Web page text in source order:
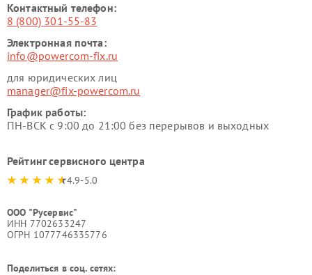
Контактный телефон:
8 (800) 301-55-83
Электронная почта:
info@powercom-fix.ru
для юридических лиц
manager@fix-powercom.ru
График работы:
ПН-ВСК с 9:00 до 21:00 без перерывов и выходных
Рейтинг сервисного центра
4.9-5.0
ООО "Русервис"
ИНН 7702633247
ОГРН 1077746335776
Поделиться в соц. сетях: